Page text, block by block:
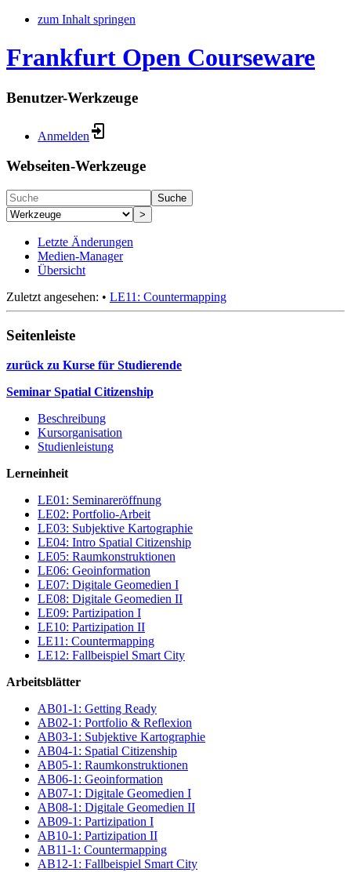
zum Inhalt springen
Frankfurt Open Courseware
Benutzer-Werkzeuge
Anmelden
Webseiten-Werkzeuge
Suche
>
Letzte Änderungen
Medien-Manager
Übersicht
Zuletzt angesehen: • LE11: Countermapping
Seitenleiste
zurück zu Kurse für Studierende
Seminar Spatial Citizenship
Beschreibung
Kursorganisation
Studienleistung
Lerneinheit
LE01: Seminareröffnung
LE02: Portfolio-Arbeit
LE03: Subjektive Kartographie
LE04: Intro Spatial Citizenship
LE05: Raumkonstruktionen
LE06: Geoinformation
LE07: Digitale Geomedien I
LE08: Digitale Geomedien II
LE09: Partizipation I
LE10: Partizipation II
LE11: Countermapping
LE12: Fallbeispiel Smart City
Arbeitsblätter
AB01-1: Getting Ready
AB02-1: Portfolio & Reflexion
AB03-1: Subjektive Kartographie
AB04-1: Spatial Citizenship
AB05-1: Raumkonstruktionen
AB06-1: Geoinformation
AB07-1: Digitale Geomedien I
AB08-1: Digitale Geomedien II
AB09-1: Partizipation I
AB10-1: Partizipation II
AB11-1: Countermapping
AB12-1: Fallbeispiel Smart City